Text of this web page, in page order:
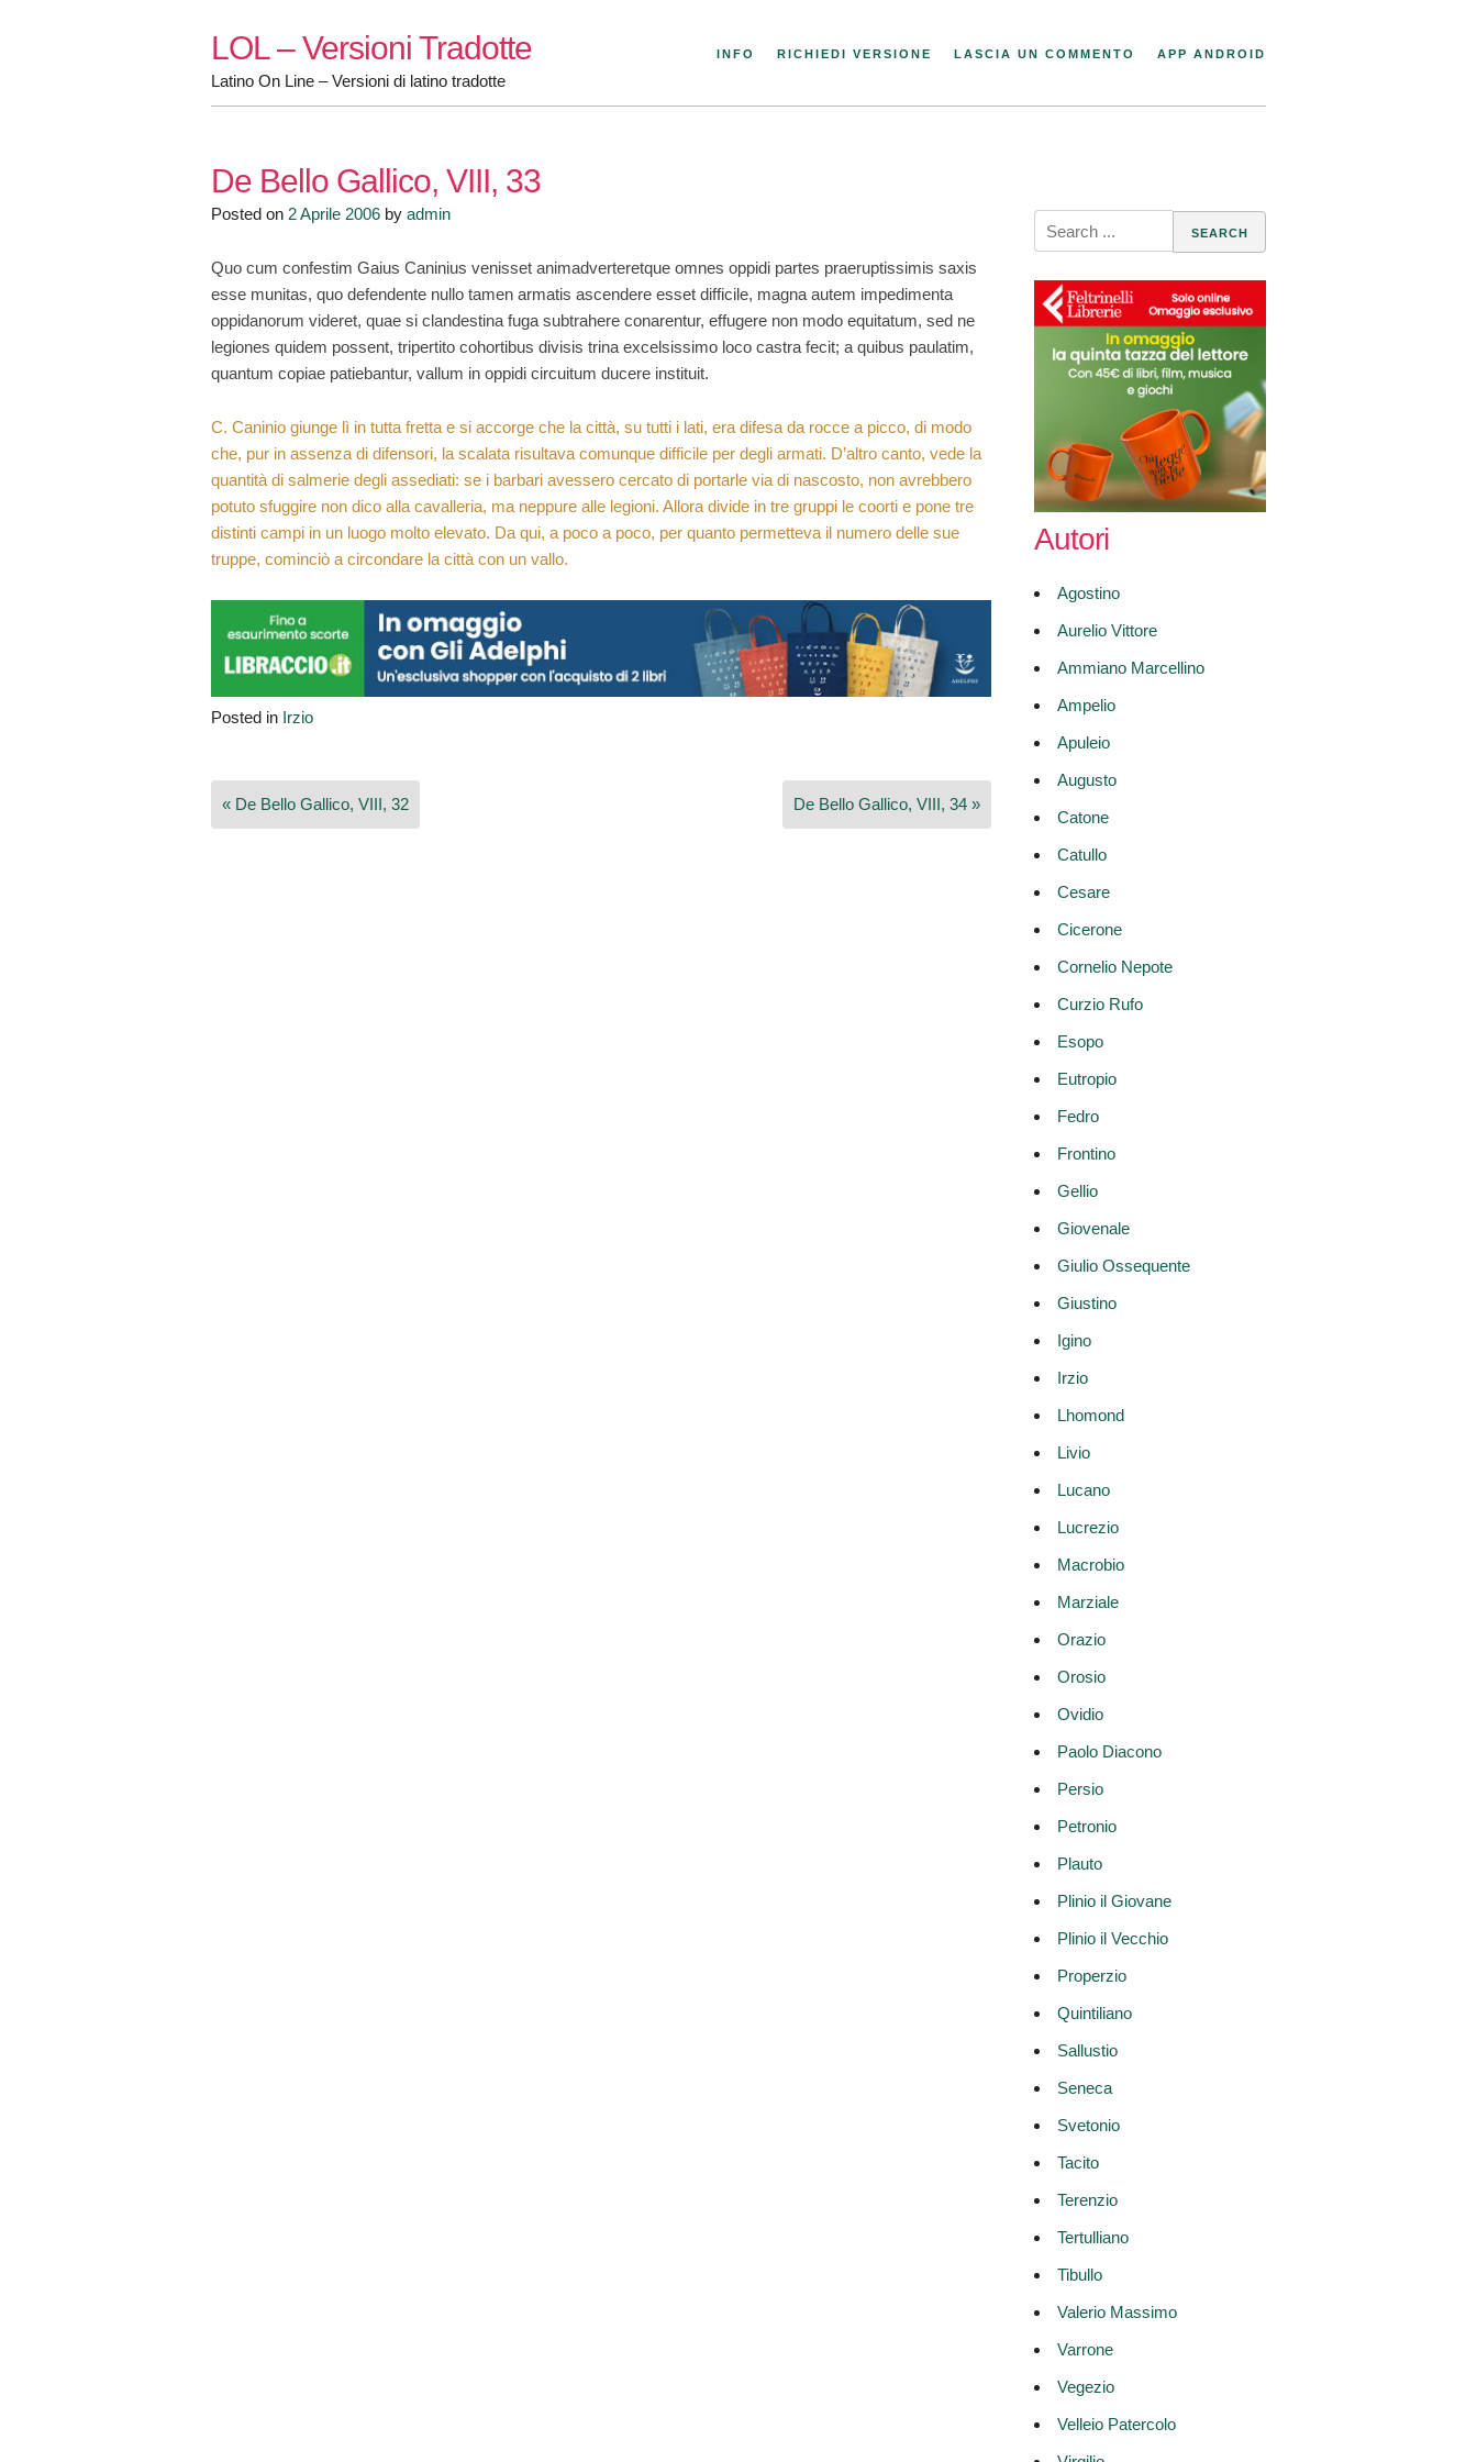
LOL – Versioni Tradotte
Latino On Line – Versioni di latino tradotte
INFO RICHIEDI VERSIONE LASCIA UN COMMENTO APP ANDROID
De Bello Gallico, VIII, 33
Posted on 2 Aprile 2006 by admin
Quo cum confestim Gaius Caninius venisset animadverteretque omnes oppidi partes praeruptissimis saxis
esse munitas, quo defendente nullo tamen armatis ascendere esset difficile, magna autem impedimenta
oppidanorum videret, quae si clandestina fuga subtrahere conarentur, effugere non modo equitatum, sed ne
legiones quidem possent, tripertito cohortibus divisis trina excelsissimo loco castra fecit; a quibus paulatim,
quantum copiae patiebantur, vallum in oppidi circuitum ducere instituit.
C. Caninio giunge lì in tutta fretta e si accorge che la città, su tutti i lati, era difesa da rocce a picco, di modo
che, pur in assenza di difensori, la scalata risultava comunque difficile per degli armati. D’altro canto, vede la
quantità di salmerie degli assediati: se i barbari avessero cercato di portarle via di nascosto, non avrebbero
potuto sfuggire non dico alla cavalleria, ma neppure alle legioni. Allora divide in tre gruppi le coorti e pone tre
distinti campi in un luogo molto elevato. Da qui, a poco a poco, per quanto permetteva il numero delle sue
truppe, cominciò a circondare la città con un vallo.
Posted in Irzio
Navigazione
articoli
« De Bello Gallico, VIII, 32 De Bello Gallico, VIII, 34 »
Search
for:
Autori
Agostino
Aurelio Vittore
Ammiano Marcellino
Ampelio
Apuleio
Augusto
Catone
Catullo
Cesare
Cicerone
Cornelio Nepote
Curzio Rufo
Esopo
Eutropio
Fedro
Frontino
Gellio
Giovenale
Giulio Ossequente
Giustino
Igino
Irzio
Lhomond
Livio
Lucano
Lucrezio
Macrobio
Marziale
Orazio
Orosio
Ovidio
Paolo Diacono
Persio
Petronio
Plauto
Plinio il Giovane
Plinio il Vecchio
Properzio
Quintiliano
Sallustio
Seneca
Svetonio
Tacito
Terenzio
Tertulliano
Tibullo
Valerio Massimo
Varrone
Vegezio
Velleio Patercolo